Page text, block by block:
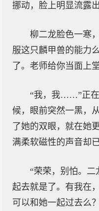
挪动，脸上明显流露
柳二龙脸色一寒
服这只麟甲兽的能力
了。老师给你当面上
“我，我……”正
候，眼前突然一黑，
了她的双眼，就在她
满柔软磁性的声音却
“荣荣，别怕。
起去就是了。有我在
可以和她一起过去么